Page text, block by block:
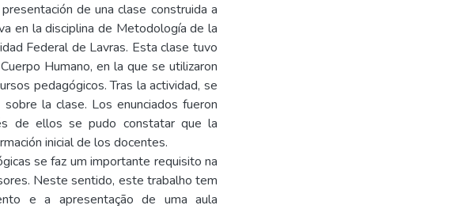
de una clase construida a
en la disciplina de Metodología de la
Federal de Lavras. Esta clase tuvo
Humano, en la que se utilizaron
pedagógicos. Tras la actividad, se
la clase. Los enunciados fueron
de ellos se pudo constatar que la
inicial de los docentes.
se faz um importante requisito na
Neste sentido, este trabalho tem
e a apresentação de uma aula